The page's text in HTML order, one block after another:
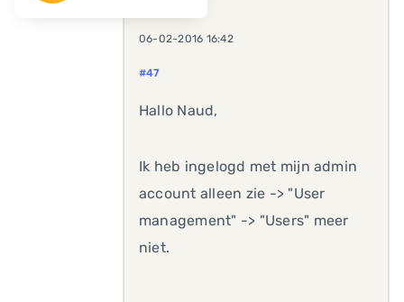
06-02-2016 16:42
#47
Hallo Naud,
Ik heb ingelogd met mijn admin
account alleen zie -> "User
management" -> "Users" meer
niet.